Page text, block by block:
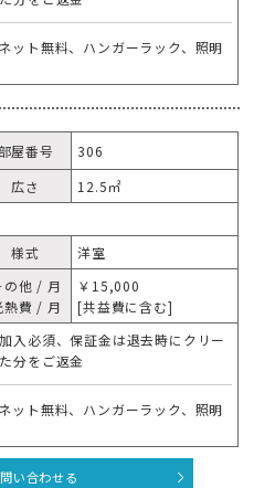
ット無料、ハンガーラック、照明
屋番号
306
広さ
12.5㎡
様式
洋室
の他 / 月
熱費 / 月
￥15,000
[共益費に含む]
入必須、保証金は退去時にクリー
分をご返金
ット無料、ハンガーラック、照明
い合わせる